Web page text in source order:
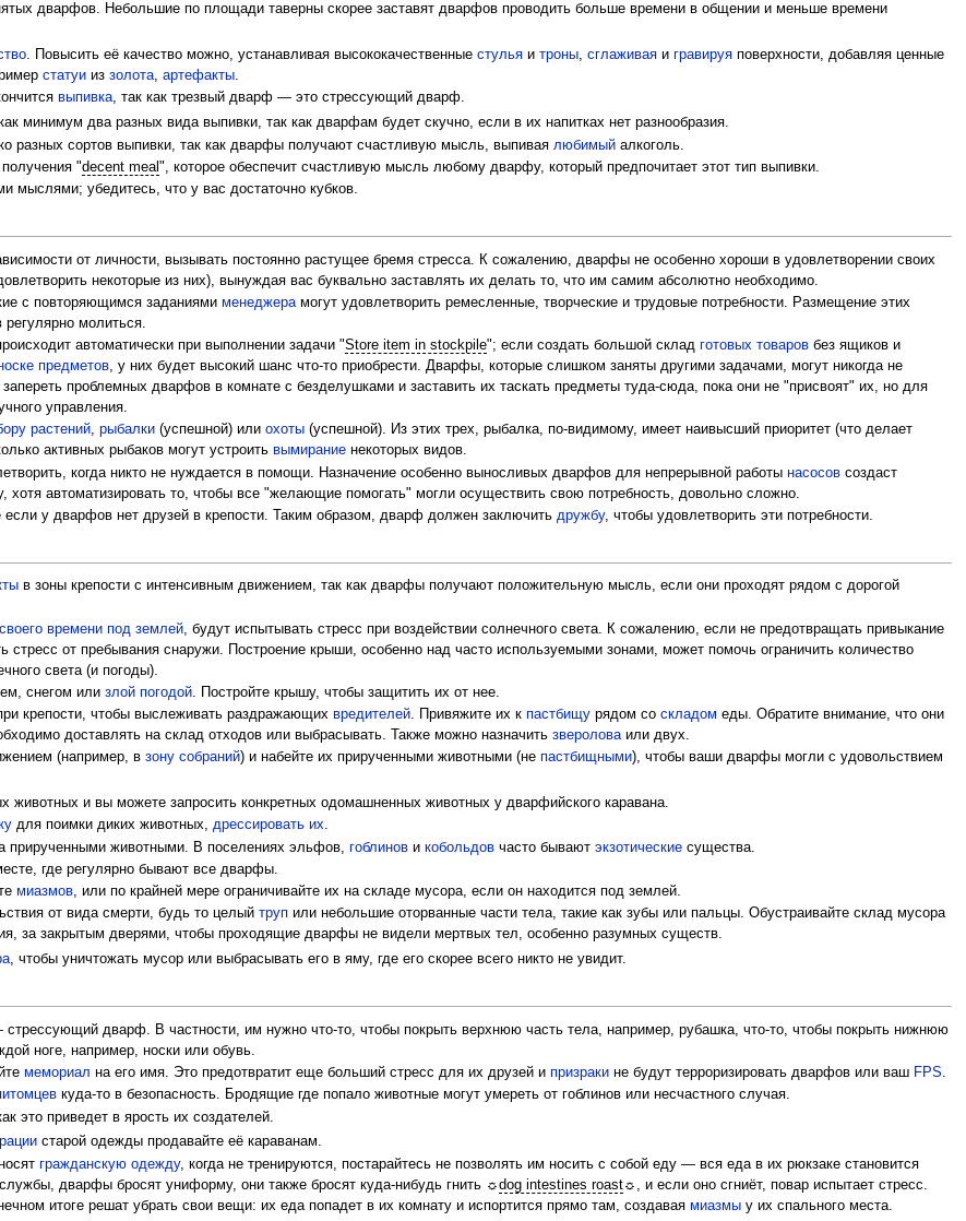
дварфов. Небольшие по площади таверны скорее заставят дварфов проводить больше времени в общении и меньше времени
. Повысить её качество можно, устанавливая высококачественныестулья итроны,сглаживая игравируя поверхности, добавляя ценные
статуи иззолота,артефакты.
выпивка, так как трезвый дварф — это стрессующий дварф.
минимум два разных вида выпивки, так как дварфам будет скучно, если в их напитках нет разнообразия.
разных сортов выпивки, так как дварфы получают счастливую мысль, выпивая любимыйалкоголь.
"decent meal", которое обеспечит счастливую мысль любому дварфу, который предпочитает этот тип выпивки.
мыслями; убедитесь, что у вас достаточно кубков.
от личности, вызывать постоянно растущее бремя стресса. К сожалению, дварфы не особенно хороши в удовлетворении своих
некоторые из них), вынуждая вас буквально заставлять их делать то, что им самим абсолютно необходимо.
с повторяющимся заданиями менеджерамогут удовлетворить ремесленные, творческие и трудовые потребности. Размещение этих
молиться.
автоматически при выполнении задачи "Store item in stockpile"; если создать большой склад готовых товаровбез ящиков и
предметов, у них будет высокий шанс что-то приобрести. Дварфы, которые слишком заняты другими задачами, могут никогда не
проблемных дварфов в комнате с безделушками и заставить их таскать предметы туда-сюда, пока они не "присвоят" их, но для
управления.
растений, рыбалки(успешной) или охоты(успешной). Из этих трех, рыбалка, по-видимому, имеет наивысший приоритет (что делает
активных рыбаков могут устроить вымираниенекоторых видов.
когда никто не нуждается в помощи. Назначение особенно выносливых дварфов для непрерывной работы насосовсоздаст
хотя автоматизировать то, чтобы все "желающие помогать" могли осуществить свою потребность, довольно сложно.
у дварфов нет друзей в крепости. Таким образом, дварф должен заключить дружбу, чтобы удовлетворить эти потребности.
в зоны крепости с интенсивным движением, так как дварфы получают положительную мысль, если они проходят рядом с дорогой
времени под землей, будут испытывать стресс при воздействии солнечного света. К сожалению, если не предотвращать привыкание
от пребывания снаружи. Построение крыши, особенно над часто используемыми зонами, может помочь ограничить количество
света (и погоды).
снегом или злой погодой. Постройте крышу, чтобы защитить их от нее.
крепости, чтобы выслеживать раздражающих вредителей. Привяжите их к пастбищурядом со складом еды. Обратите внимание, что они
доставлять на склад отходов или выбрасывать. Также можно назначить звероловаили двух.
(например, в зону собраний) и набейте их прирученными животными (не пастбищными), чтобы ваши дварфы могли с удовольствием
животных и вы можете запросить конкретных одомашненных животных у дварфийского каравана.
для поимки диких животных,дрессировать их.
прирученными животными. В поселениях эльфов,гоблинов икобольдов часто бываютэкзотические существа.
где регулярно бывают все дварфы.
миазмов, или по крайней мере ограничивайте их на складе мусора, если он находится под землей.
от вида смерти, будь то целый трупили небольшие оторванные части тела, такие как зубы или пальцы. Обустраивайте склад мусора
за закрытым дверями, чтобы проходящие дварфы не видели мертвых тел, особенно разумных существ.
, чтобы уничтожать мусор или выбрасывать его в яму, где его скорее всего никто не увидит.
дварф. В частности, им нужно что-то, чтобы покрыть верхнюю часть тела, например, рубашка, что-то, чтобы покрыть нижнюю
ноге, например, носки или обувь.
мемориал на его имя. Это предотвратит еще больший стресс для их друзей и призракине будут терроризировать дварфов или ваш FPS.
куда-то в безопасность. Бродящие где попало животные могут умереть от гоблинов или несчастного случая.
это приведет в ярость их создателей.
старой одежды продавайте её караванам.
гражданскую одежду, когда не тренируются, постарайтесь не позволять им носить с собой еду — вся еда в их рюкзаке становится
дварфы бросят униформу, они также бросят куда-нибудь гнить ☼dog intestines roast☼, и если оно сгниёт, повар испытает стресс.
итоге решат убрать свои вещи: их еда попадет в их комнату и испортится прямо там, создаваямиазмы у их спального места.